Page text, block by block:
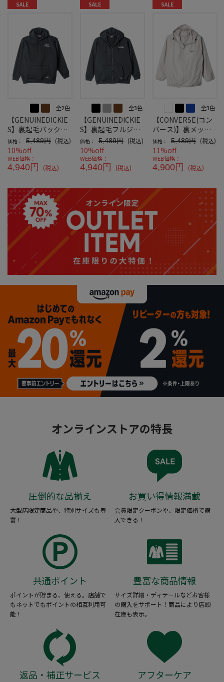
SALE
全2色
【GENUINEDICKIE
S】裏起毛バック刺
繍＆プリントプルパ
ーカー
価格： 5,489円 (税込)
10%off
WEB価格：
4,940円 (税込)
SALE
全3色
【GENUINEDICKIE
S】裏起毛フルジッ
プパーカー
価格： 5,489円 (税込)
10%off
WEB価格：
4,940円 (税込)
SALE
全3色
【CONVERSE(コン
バース)】裏メッシ
ュ防風パーカー
価格： 5,489円 (税込)
11%off
WEB価格：
4,900円 (税込)
オンラインストアの特長
圧倒的な品揃え
大型店限定商品や、特別サイズも豊
富！
お買い得情報満載
会員限定クーポンや、限定価格で購
入できる！
共通ポイント
ポイントが貯まる、使える。店舗で
もネットでもポイントの相互利用可
能！
豊富な商品情報
サイズ詳細・ディテールなどお客様
の購入をサポート！商品により店頭
在庫も表示。
返品・補正サービス アフターケア